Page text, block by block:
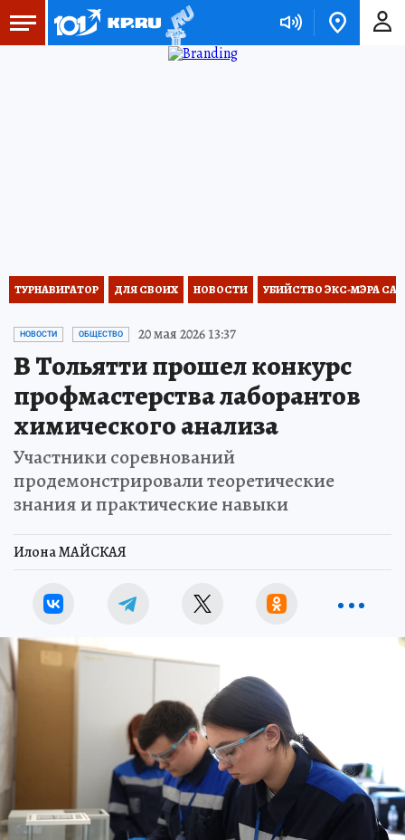
ТУРНАВИГАТОР ДЛЯ СВОИХ НОВОСТИ УБИЙСТВО ЭКС-МЭРА
НОВОСТИ ОБЩЕСТВО 20 мая 2026 13:37
В Тольятти прошел конкурс
профмастерства лаборантов
химического анализа
Участники соревнований
продемонстрировали теоретические
знания и практические навыки
Илона МАЙСКАЯ